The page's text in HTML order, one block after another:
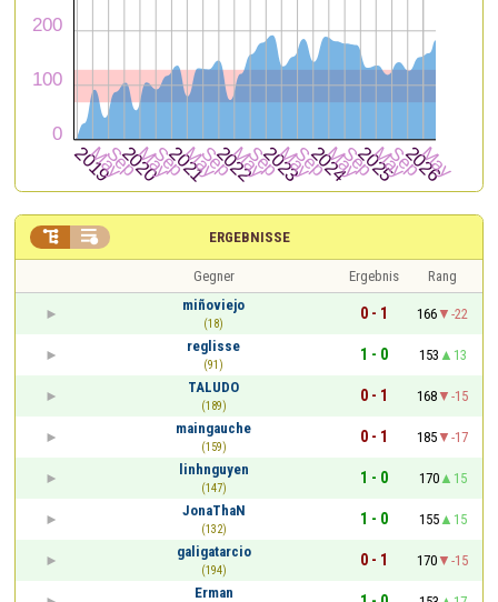
ERGEBNISSE
 
Gegner Ergebnis
Rang
miñoviejo
(18)
0 - 1 166
-22
reglisse
(91)
1 - 0 153
13
TALUDO
(189)
0 - 1 168
-15
maingauche
(159)
0 - 1 185
-17
linhnguyen
(147)
1 - 0 170
15
JonaThaN
(132)
1 - 0 155
15
galigatarcio
(194)
0 - 1 170
-15
Erman